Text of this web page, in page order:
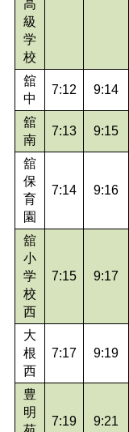
高
級
学
校
舘
中
7:12 9:14
舘
南
7:13 9:15
舘
保
育
園
7:14 9:16
舘
小
学
校
西
7:15 9:17
大
根
西
7:17 9:19
豊
明
7:19 9:21